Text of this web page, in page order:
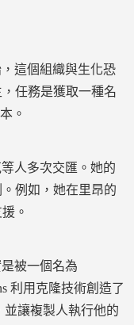
這個組織與生化恐
任務是獲取一種名
。
人多次交匯。她的
例如，她在里昂的
。
被一個名為
利用克隆技術創造了
並讓複製人執行他的